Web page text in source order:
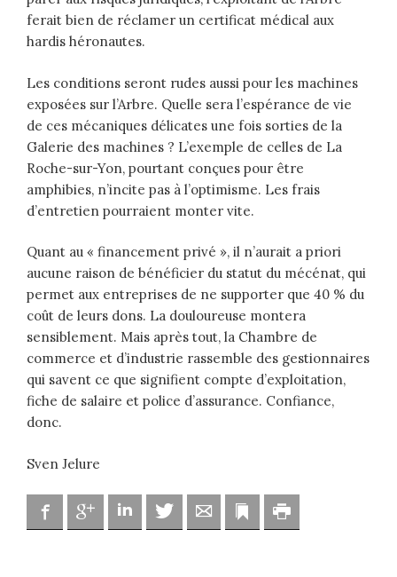
ferait bien de réclamer un certificat médical aux
hardis héronautes.
Les conditions seront rudes aussi pour les machines
exposées sur l’Arbre. Quelle sera l’espérance de vie
de ces mécaniques délicates une fois sorties de la
Galerie des machines ? L’exemple de celles de La
Roche-sur-Yon, pourtant conçues pour être
amphibies, n’incite pas à l’optimisme. Les frais
d’entretien pourraient monter vite.
Quant au « financement privé », il n’aurait a priori
aucune raison de bénéficier du statut du mécénat, qui
permet aux entreprises de ne supporter que 40 % du
coût de leurs dons. La douloureuse montera
sensiblement. Mais après tout, la Chambre de
commerce et d’industrie rassemble des gestionnaires
qui savent ce que signifient compte d’exploitation,
fiche de salaire et police d’assurance. Confiance,
donc.
Sven Jelure
FacebookGoogle Linkedin Twitter Adresse mailMarque-page